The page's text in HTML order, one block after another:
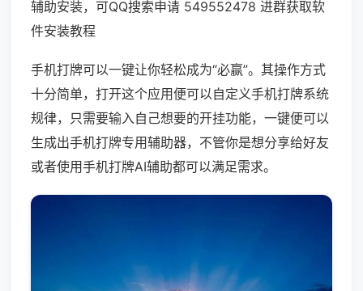
辅助安装，可QQ搜索申请 549552478 进群获取软
件安装教程
手机打牌可以一键让你轻松成为“必赢”。其操作方式
十分简单，打开这个应用便可以自定义手机打牌系统
规律，只需要输入自己想要的开挂功能，一键便可以
生成出手机打牌专用辅助器，不管你是想分享给好友
或者使用手机打牌AI辅助都可以满足需求。